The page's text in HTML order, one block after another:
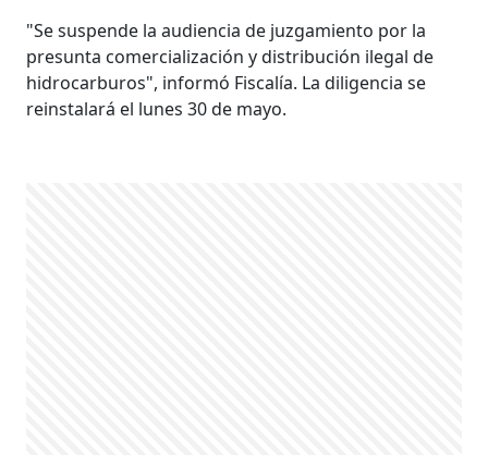
"Se suspende la audiencia de juzgamiento por la
presunta comercialización y distribución ilegal de
hidrocarburos", informó Fiscalía. La diligencia se
reinstalará el lunes 30 de mayo.